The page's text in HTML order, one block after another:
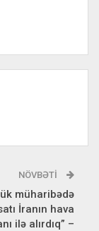
NÖVBƏTI
müharibədə
İranın hava
ilə alırdıq” –